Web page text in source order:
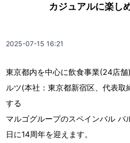
カジュアルに楽し
2025-07-15 16:21
東京都内を中心に飲食事業(24店
ルツ(本社：東京都新宿区、代表取
する
マルゴグループのスペインバル バ
日に14周年を迎えます。